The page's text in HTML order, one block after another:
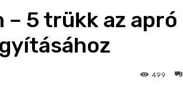
– 5 trükk az apró
499